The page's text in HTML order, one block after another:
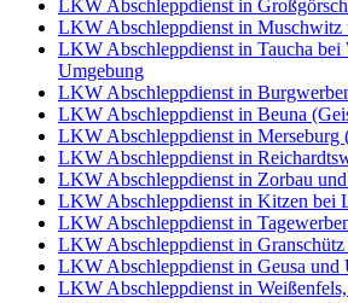
LKW Abschleppdienst in
LKW Abschleppdienst in Muschwitz
LKW Abschleppdienst in Taucha bei
Umgebung
LKW Abschleppdienst in
LKW Abschleppdienst in Beuna
LKW Abschleppdienst in Merseburg
LKW Abschleppdienst in
LKW Abschleppdienst in Zorbau
LKW Abschleppdienst in Kitzen bei
LKW Abschleppdienst in
LKW Abschleppdienst in
LKW Abschleppdienst in Geusa und
LKW Abschleppdienst in